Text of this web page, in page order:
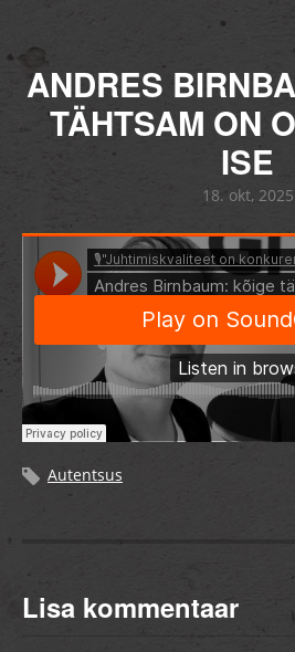
ANDRES
TÄHTSAM ON
ISE
18. okt, 2025
Autentsus
Lisa kommentaar